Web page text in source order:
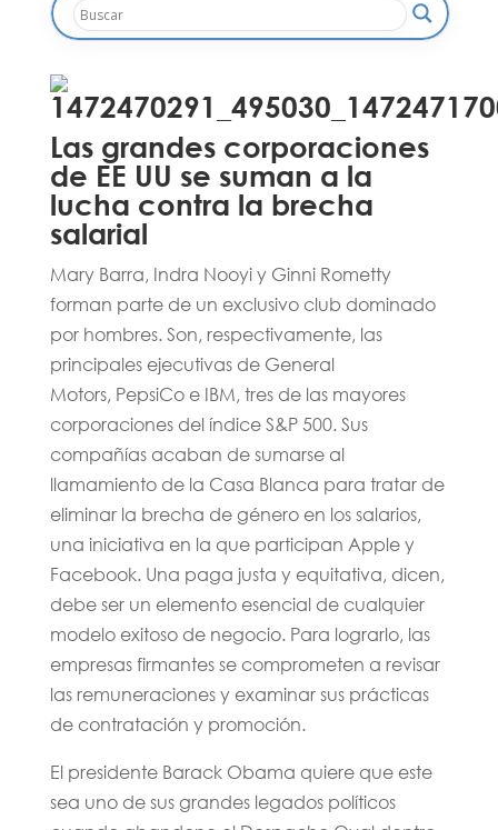
Las grandes corporaciones
de EE UU se suman a la
lucha contra la brecha
salarial
Mary Barra, Indra Nooyi y Ginni Rometty
forman parte de un exclusivo club dominado
por hombres. Son, respectivamente, las
principales ejecutivas de General
Motors, PepsiCo e IBM, tres de las mayores
corporaciones del índice S&P 500. Sus
compañías acaban de sumarse al
llamamiento de la Casa Blanca para tratar de
eliminar la brecha de género en los salarios,
una iniciativa en la que participan Apple y
Facebook. Una paga justa y equitativa, dicen,
debe ser un elemento esencial de cualquier
modelo exitoso de negocio. Para lograrlo, las
empresas firmantes se comprometen a revisar
las remuneraciones y examinar sus prácticas
de contratación y promoción.
El presidente Barack Obama quiere que este
sea uno de sus grandes legados políticos